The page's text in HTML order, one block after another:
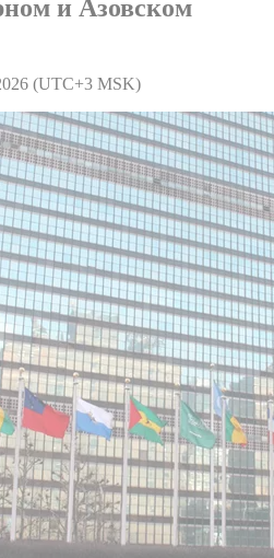
и Азовском
(UTC+3 MSK)